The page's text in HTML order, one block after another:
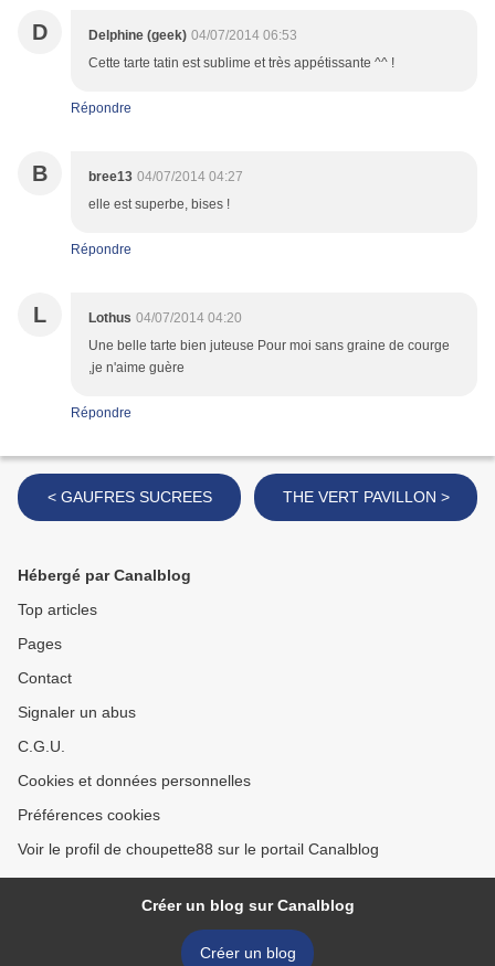
D Delphine (geek) 04/07/2014 06:53
Cette tarte tatin est sublime et très appétissante ^^ !
Répondre
B bree13 04/07/2014 04:27
elle est superbe, bises !
Répondre
L Lothus 04/07/2014 04:20
Une belle tarte bien juteuse Pour moi sans graine de courge
,je n'aime guère
Répondre
< GAUFRES SUCREES THE VERT PAVILLON >
Hébergé par Canalblog
Top articles
Pages
Contact
Signaler un abus
C.G.U.
Cookies et données personnelles
Préférences cookies
Voir le profil de choupette88 sur le portail Canalblog
Créer un blog sur Canalblog
Créer un blog